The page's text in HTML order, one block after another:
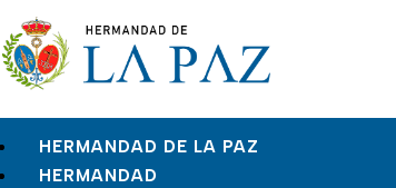
HERMANDAD DE LA PAZ
HERMANDAD